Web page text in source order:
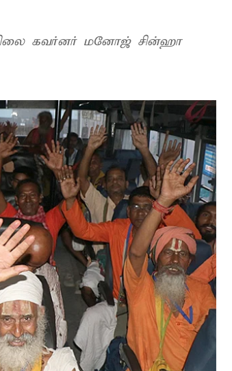
கவர்னர் மனோஜ் சின்ஹா